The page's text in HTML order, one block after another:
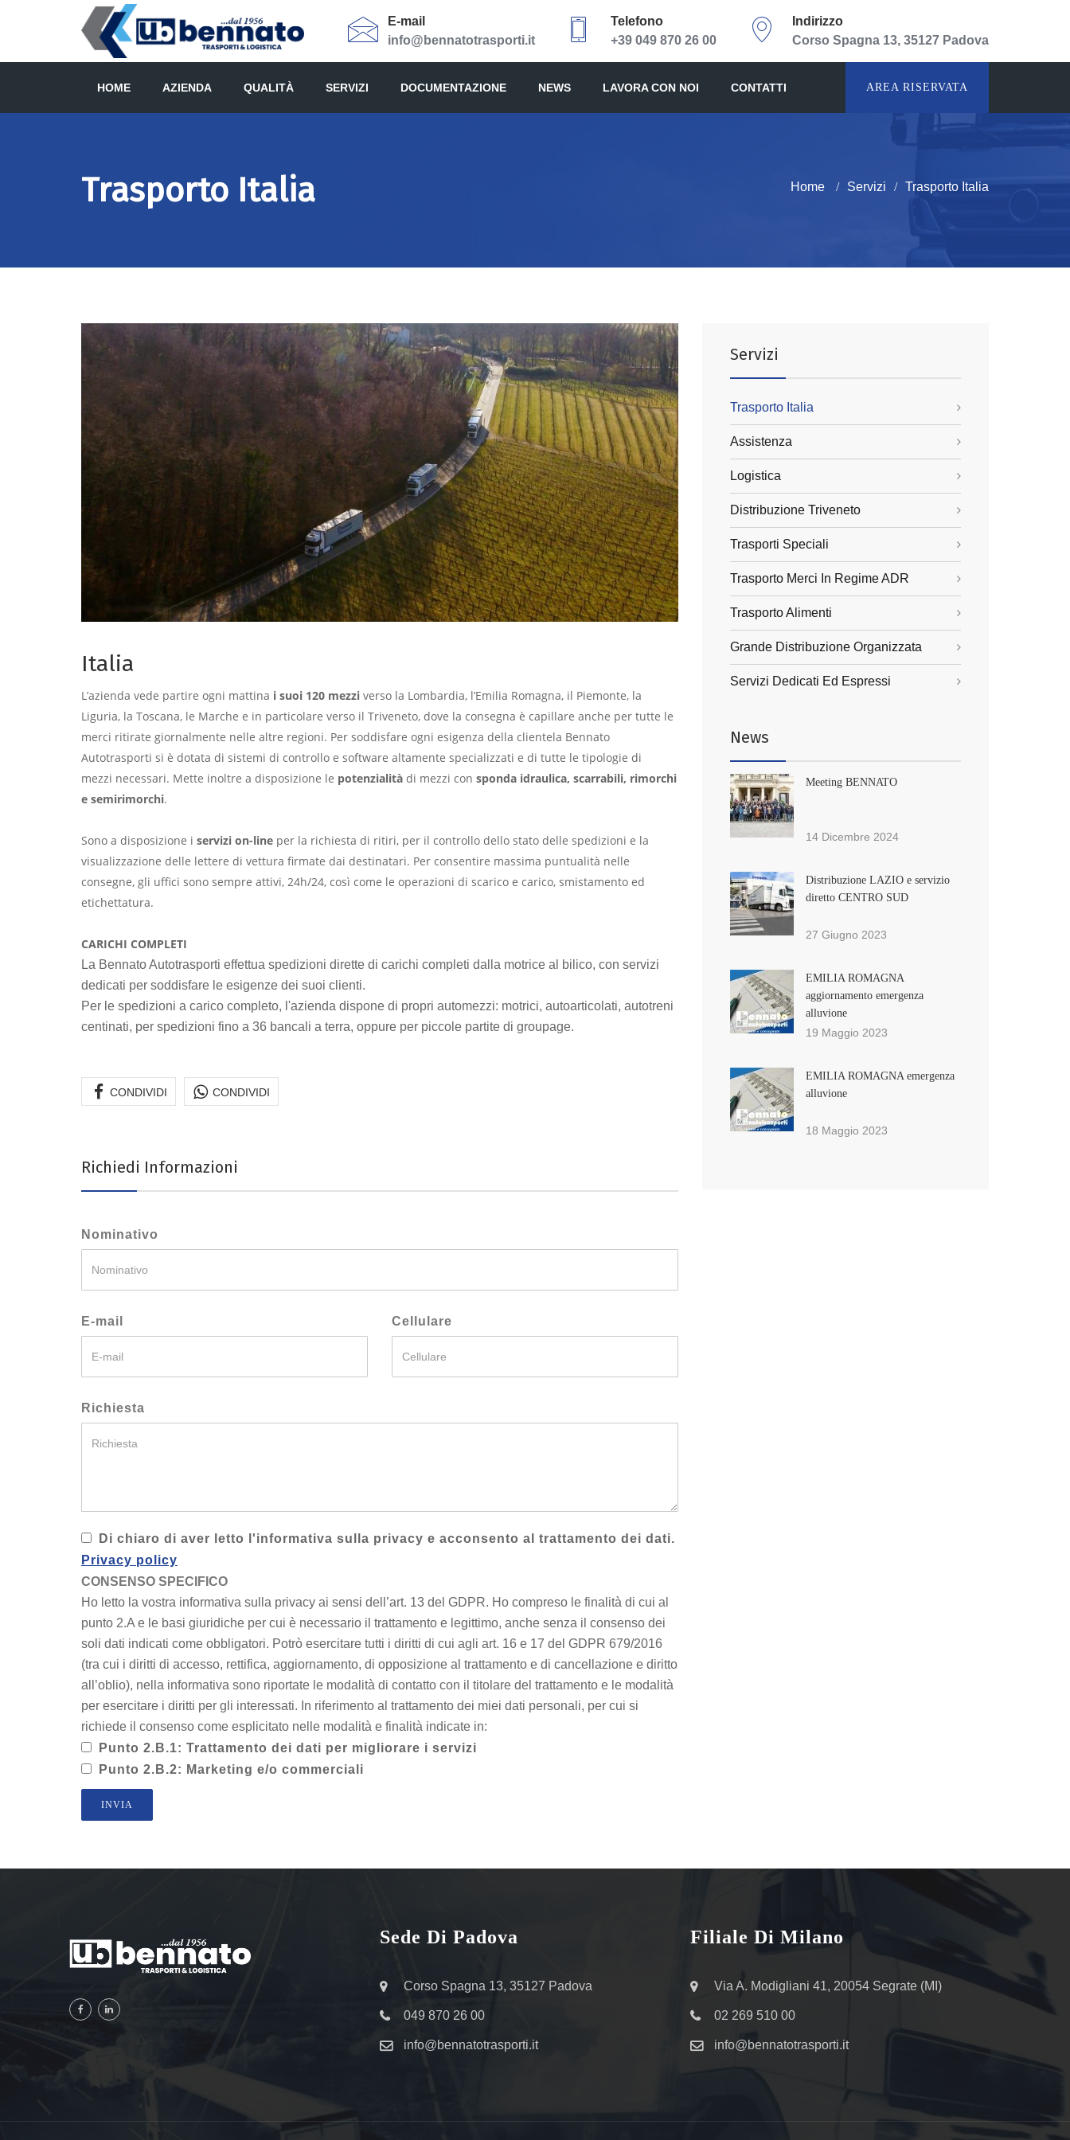
E-mail
info@bennatotrasporti.it
Telefono
+39 049 870 26 00
Indirizzo
Corso Spagna 13, 35127 Padova
HOME AZIENDA QUALITÀ SERVIZI DOCUMENTAZIONE NEWS LAVORA CON NOI CONTATTI AREA RISERVATA
Trasporto Italia Home Servizi Trasporto Italia
Italia
L’azienda vede partire ogni mattina i suoi 120 mezzi verso la Lombardia, l’Emilia Romagna, il Piemonte, la
Liguria, la Toscana, le Marche e in particolare verso il Triveneto, dove la consegna è capillare anche per tutte le
merci ritirate giornalmente nelle altre regioni. Per soddisfare ogni esigenza della clientela Bennato
Autotrasporti si è dotata di sistemi di controllo e software altamente specializzati e di tutte le tipologie di
mezzi necessari. Mette inoltre a disposizione le potenzialità di mezzi con sponda idraulica, scarrabili, rimorchi
e semirimorchi.
Sono a disposizione i servizi on-line per la richiesta di ritiri, per il controllo dello stato delle spedizioni e la
visualizzazione delle lettere di vettura firmate dai destinatari. Per consentire massima puntualità nelle
consegne, gli uffici sono sempre attivi, 24h/24, così come le operazioni di scarico e carico, smistamento ed
etichettatura.
CARICHI COMPLETI
La Bennato Autotrasporti effettua spedizioni dirette di carichi completi dalla motrice al bilico, con servizi
dedicati per soddisfare le esigenze dei suoi clienti.
Per le spedizioni a carico completo, l'azienda dispone di propri automezzi: motrici, autoarticolati, autotreni
centinati, per spedizioni fino a 36 bancali a terra, oppure per piccole partite di groupage.
CONDIVIDI CONDIVIDI
Richiedi Informazioni
Nominativo
E-mail Cellulare
Richiesta
Di chiaro di aver letto l'informativa sulla privacy e acconsento al trattamento dei dati.
Privacy policy
CONSENSO SPECIFICO
Ho letto la vostra informativa sulla privacy ai sensi dell’art. 13 del GDPR. Ho compreso le finalità di cui al
punto 2.A e le basi giuridiche per cui è necessario il trattamento e legittimo, anche senza il consenso dei
soli dati indicati come obbligatori. Potrò esercitare tutti i diritti di cui agli art. 16 e 17 del GDPR 679/2016
(tra cui i diritti di accesso, rettifica, aggiornamento, di opposizione al trattamento e di cancellazione e diritto
all’oblio), nella informativa sono riportate le modalità di contatto con il titolare del trattamento e le modalità
per esercitare i diritti per gli interessati. In riferimento al trattamento dei miei dati personali, per cui si
richiede il consenso come esplicitato nelle modalità e finalità indicate in:
Punto 2.B.1: Trattamento dei dati per migliorare i servizi
Punto 2.B.2: Marketing e/o commerciali
INVIA
Servizi
Trasporto Italia
Assistenza
Logistica
Distribuzione Triveneto
Trasporti Speciali
Trasporto Merci In Regime ADR
Trasporto Alimenti
Grande Distribuzione Organizzata
Servizi Dedicati Ed Espressi
News
Meeting BENNATO
14 Dicembre 2024
Distribuzione LAZIO e servizio
diretto CENTRO SUD
27 Giugno 2023
EMILIA ROMAGNA
aggiornamento emergenza
alluvione
19 Maggio 2023
EMILIA ROMAGNA emergenza
alluvione
18 Maggio 2023
Sede Di Padova
Corso Spagna 13, 35127 Padova
049 870 26 00
info@bennatotrasporti.it
Filiale Di Milano
Via A. Modigliani 41, 20054 Segrate (MI)
02 269 510 00
info@bennatotrasporti.it